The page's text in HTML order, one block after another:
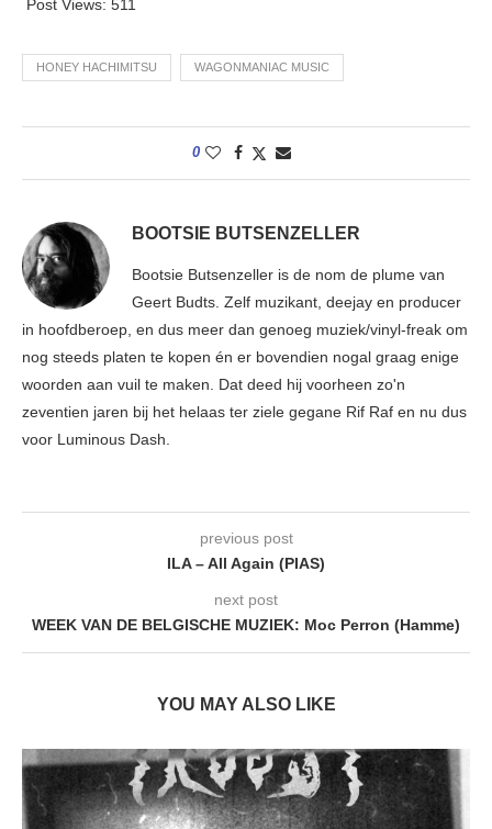
Post Views: 511
HONEY HACHIMITSU WAGONMANIAC MUSIC
0
BOOTSIE BUTSENZELLER
Bootsie Butsenzeller is de nom de plume van
Geert Budts. Zelf muzikant, deejay en producer
in hoofdberoep, en dus meer dan genoeg muziek/vinyl-freak om
nog steeds platen te kopen én er bovendien nogal graag enige
woorden aan vuil te maken. Dat deed hij voorheen zo'n
zeventien jaren bij het helaas ter ziele gegane Rif Raf en nu dus
voor Luminous Dash.
previous post
ILA – All Again (PIAS)
next post
WEEK VAN DE BELGISCHE MUZIEK: Moc Perron (Hamme)
YOU MAY ALSO LIKE